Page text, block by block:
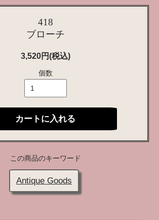
418
ブローチ
3,520円(税込)
個数
カートに入れる
この商品のキーワード
Antique Goods